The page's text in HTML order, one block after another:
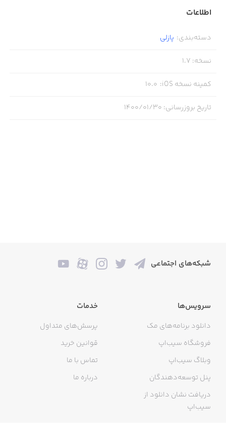
اطلاعات
دسته‌بندی: پازلی
نسخه:
1.7
کمینه نسخه iOS :
10.0
تاریخ بروزرسانی: ۱۴۰۰/۰۱/۳۰
شبکه‌های اجتماعی
سرویس‌ها
دانلود برنامه‌های مک
فروشگاه سیب‌اپ
وبلاگ سیب‌اپ
پنل توسعه‌دهندگان
دریافت نشان دانلود از
سیب‌اپ
خدمات
پرسش‌های متداول
قوانین خرید
تماس با ما
درباره ما